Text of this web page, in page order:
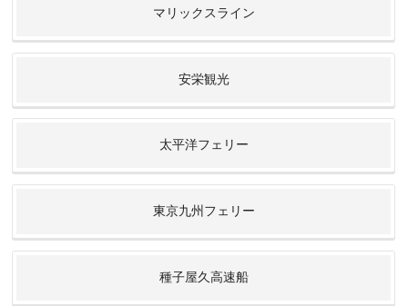
マリックスライン
安栄観光
太平洋フェリー
東京九州フェリー
種子屋久高速船